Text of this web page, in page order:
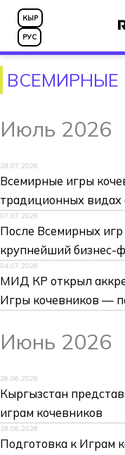
Перейти
содержимому
КЫР
РУС
ВСЕМИРНЫЕ
Июль 2026
28.07.2026
Всемирные игры
традиционных видах
07.07.2026
После Всемирных
крупнейший бизнес-
04.07.2026
МИД КР открыл
Игры кочевников —
Июнь 2026
26.06.2026
Кыргызстан
играм кочевников
18.06.2026
Подготовка к Играм